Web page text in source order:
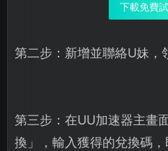
下載免費
第二步：新增並聯絡U妹，
第三步：在UU加速器主畫
換」，輸入獲得的兌換碼